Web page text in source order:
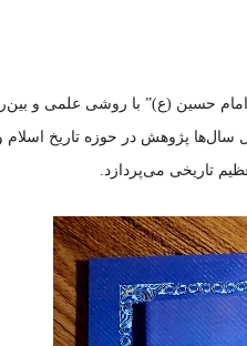
امام حسین (ع)” با روشی علمی و
سال‌ها پژوهش در حوزه تاریخ
تاریخی می‌پردازد.